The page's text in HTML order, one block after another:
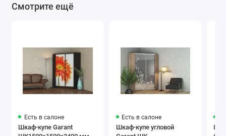
Бавария
Белый глянец
Смотрите ещё
Есть в салоне
Шкаф-купе Garant
Есть в салоне
Шкаф-купе угловой